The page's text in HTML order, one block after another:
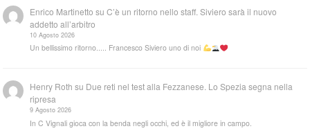
Enrico Martinetto suC’è un ritorno nello staff. Siviero sarà il nuovo
addetto all’arbitro
10 Agosto 2026
Un bellissimo ritorno..... Francesco Siviero uno di noi
Henry Roth su Due reti nel test alla Fezzanese. Lo Spezia segna nella
ripresa
9 Agosto 2026
In C Vignali gioca con la benda negli occhi, ed è il migliore in campo.